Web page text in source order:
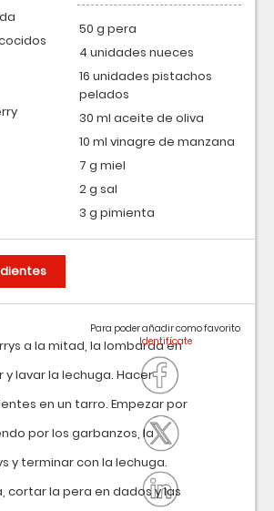
a la mitad, la lombarda en
y lavar la lechuga. Hacer
en un tarro. Empezar por
por los garbanzos, la
y terminar con la lechuga.
cortar la pera en dados y las
Para poder añadir como favorito
50 g pera
4 unidades nueces
16 unidades pistachos
pelados
30 ml aceite de oliva
10 ml vinagre de manzana
7 g miel
2 g sal
3 g pimienta